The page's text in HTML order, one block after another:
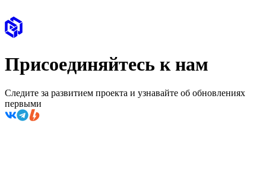
Присоединяйтесь к нам
Следите за развитием проекта и узнавайте об обновлениях
первыми